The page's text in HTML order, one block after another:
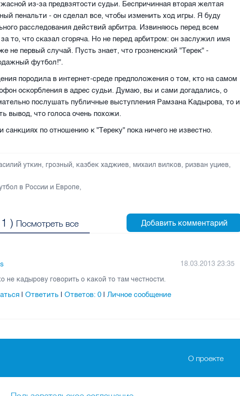
из-за предвзятости судьи. Беспричинная вторая желтая
пенальти - он сделал все, чтобы изменить ход игры. Я буду
расследования действий арбитра. Извиняюсь перед всем
то, что сказал сгоряча. Но не перед арбитром: он заслужил имя
не первый случай. Пусть знает, что грозненский "Терек" -
футбол!".
породила в интернет-среде предположения о том, кто на самом
оскорбления в адрес судьи. Думаю, вы и сами догадались, о
послушать публичные выступления Рамзана Кадырова, то и
вывод, что голоса очень похожи.
санкциях по отношению к "Тереку" пока ничего не известно.
уткин, грозный, казбек хаджиев, михаил вилков, ризван уциев,
в России и Европе,
1 ) Посмотреть все
18.03.2013 23:35
не кадырову говорить о какой то там честности.
|Ответить |Ответов:0 |Личное сообщение
О проекте